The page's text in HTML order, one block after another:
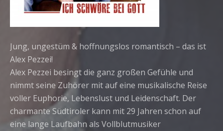
Jung, ungestüm & hoffnungslos romantisch – das ist
Alex Pezzei!
Alex Pezzei besingt die ganz großen Gefühle und
nimmt seine Zuhörer mit auf eine musikalische Reise
voller Euphorie, Lebenslust und Leidenschaft. Der
charmante Südtiroler kann mit 29 Jahren schon auf
eine lange Laufbahn als Vollblutmusiker